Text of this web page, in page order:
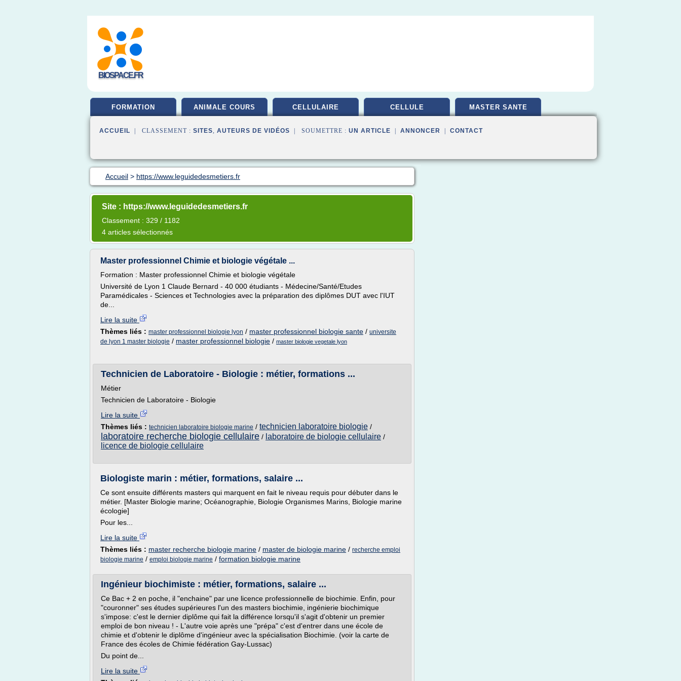
BIOSPACE.FR
FORMATION ANIMALE COURS CELLULAIRE CELLULE MASTER SANTE
ACCUEIL | CLASSEMENT : SITES, AUTEURS DE VIDÉOS | SOUMETTRE : UN ARTICLE ANNONCER CONTACT
Accueil > https://www.leguidedesmetiers.fr
Site : https://www.leguidedesmetiers.fr
Classement : 329 / 1182
4 articles sélectionnés
Master professionnel Chimie et biologie végétale ...
Formation : Master professionnel Chimie et biologie végétale
Université de Lyon 1 Claude Bernard - 40 000 étudiants - Médecine/Santé/Etudes
Paramédicales - Sciences et Technologies avec la préparation des diplômes DUT avec l'IUT
de...
Lire la suite
Thèmes liés : master professionnel biologie lyon / master professionnel biologie sante / universite
de lyon 1 master biologie / master professionnel biologie / master biologie vegetale lyon
Technicien de Laboratoire - Biologie : métier, formations ...
Métier
Technicien de Laboratoire - Biologie
Lire la suite
Thèmes liés : technicien laboratoire biologie marine / technicien laboratoire biologie /
laboratoire recherche biologie cellulaire / laboratoire de biologie cellulaire /
licence de biologie cellulaire
Biologiste marin : métier, formations, salaire ...
Ce sont ensuite différents masters qui marquent en fait le niveau requis pour débuter dans le
métier. [Master Biologie marine; Océanographie, Biologie Organismes Marins, Biologie marine
écologie]
Pour les...
Lire la suite
Thèmes liés : master recherche biologie marine / master de biologie marine / recherche emploi
biologie marine / emploi biologie marine / formation biologie marine
Ingénieur biochimiste : métier, formations, salaire ...
Ce Bac + 2 en poche, il "enchaine" par une licence professionnelle de biochimie. Enfin, pour
"couronner" ses études supérieures l'un des masters biochimie, ingénierie biochimique
s'impose: c'est le dernier diplôme qui fait la différence lorsqu'il s'agit d'obtenir un premier
emploi de bon niveau ! - L'autre voie après une "prépa" c'est d'entrer dans une école de
chimie et d'obtenir le diplôme d'ingénieur avec la spécialisation Biochimie. (voir la carte de
France des écoles de Chimie fédération Gay-Lussac)
Du point de...
Lire la suite